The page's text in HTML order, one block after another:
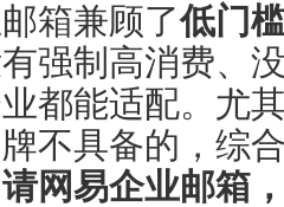
箱兼顾了低门
强制高消费、
都能适配。尤
不具备的，综
网易企业邮箱